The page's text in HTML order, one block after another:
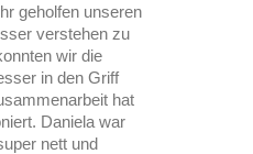
geholfen unseren
verstehen zu
wir die
in den Griff
hat
Daniela war
nett und